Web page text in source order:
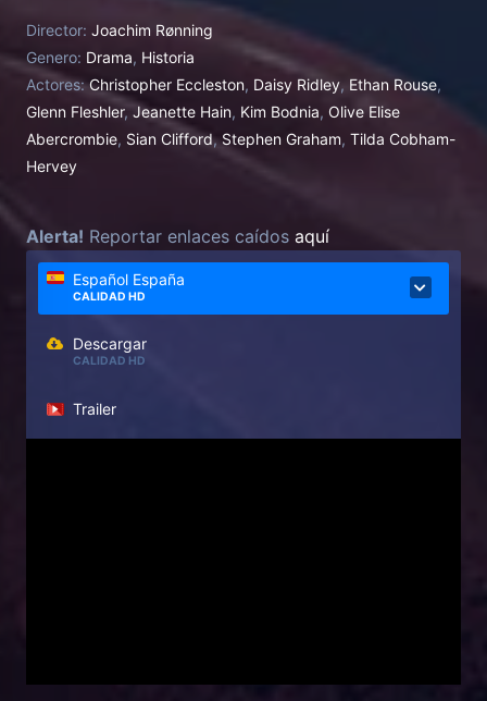
y la animadversión de una sociedad patriarcal como
líder del equipo olímpico de natación y conisguió
nadar los 34 kilómetros de Francia a Inglaterra.
Director: Joachim Rønning
Genero: Drama, Historia
Actores: Christopher Eccleston, Daisy Ridley, Ethan Rouse,
Glenn Fleshler,Jeanette Hain, Kim Bodnia, Olive Elise
Abercrombie, Sian Clifford,Stephen Graham, Tilda Cobham-
Hervey
Alerta! Reportar enlaces caídos aquí
Español España
CALIDAD HD
Descargar
CALIDAD HD
Trailer